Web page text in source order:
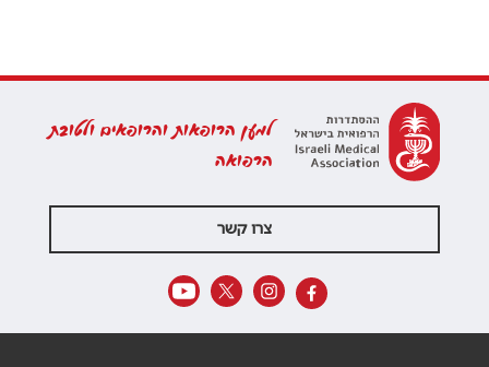
למען הרופאות והרופאים ולטובת
הרפואה
צרו קשר